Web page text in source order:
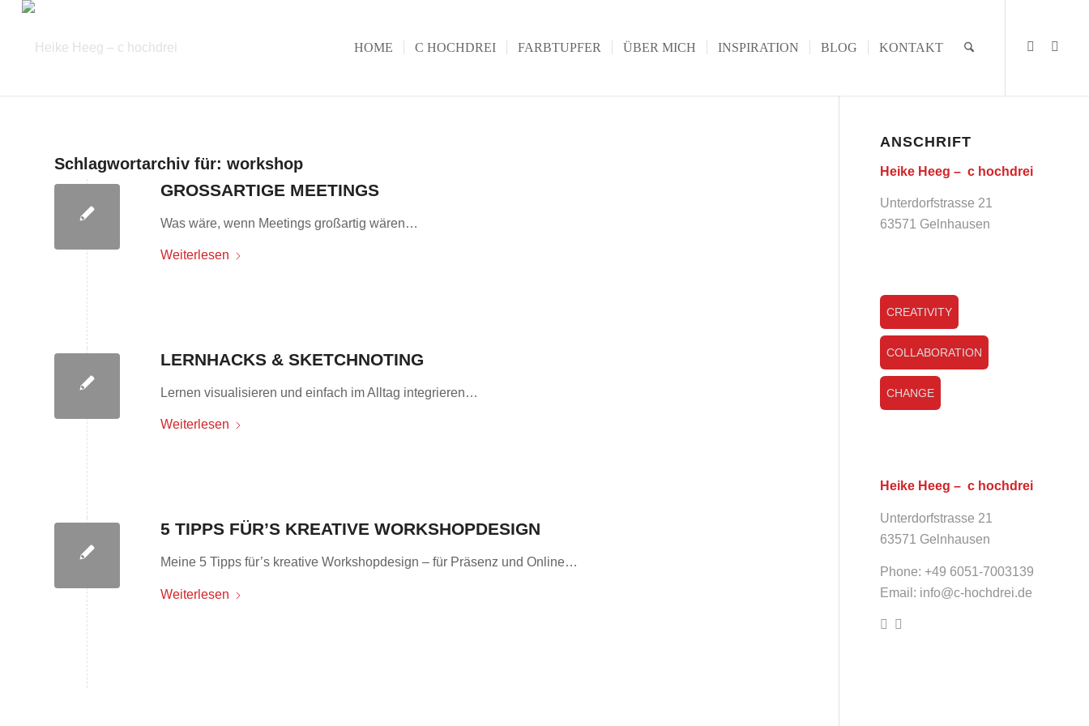
HOME C HOCHDREI FARBTUPFER ÜBER MICH INSPIRATION BLOG KONTAKT
Schlagwortarchiv für: workshop
GROSSARTIGE MEETINGS
Was wäre, wenn Meetings großartig wären…
Weiterlesen
LERNHACKS & SKETCHNOTING
Lernen visualisieren und einfach im Alltag integrieren…
Weiterlesen
5 TIPPS FÜR’S KREATIVE WORKSHOPDESIGN
Meine 5 Tipps für’s kreative Workshopdesign – für Präsenz und Online…
Weiterlesen
ANSCHRIFT
Heike Heeg – c hochdrei
Unterdorfstrasse 21
63571 Gelnhausen
CREATIVITY
COLLABORATION
CHANGE
Heike Heeg – c hochdrei
Unterdorfstrasse 21
63571 Gelnhausen
Phone: +49 6051-7003139
Email: info@c-hochdrei.de